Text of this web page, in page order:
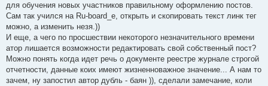
для обучения новых участников правильному оформлению постов.
Сам так учился на Ru-board_е, открыть и скопировать текст линк тег
можно, а изменить незя.))
И еще, а чего по просшествии некоторого незначительного времени
атор лишается возможности редактировать свой собственный пост?
Можно понять когда идет речь о документе реестре журнале строгой
отчетности, данные коих имеют жизненноважное значение... А нам то
зачем, ну запостил автор дубль - баян )), сделали замечание, коли